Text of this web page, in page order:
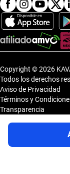
Copyright © 2026
Todos los derechos
Aviso de Privacidad
Términos y
Transparencia
Uvi Tech, S.A.P.I. de